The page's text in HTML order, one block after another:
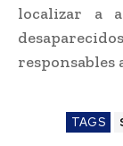
localizar a
responsables
TAGS